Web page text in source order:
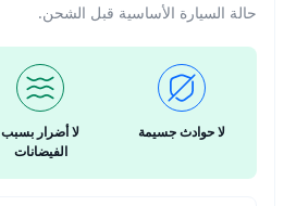
حالة السيارة الأساسية قبل الشحن.
لا حوادث جسيمة
لا أضرار بسبب
الفيضانات